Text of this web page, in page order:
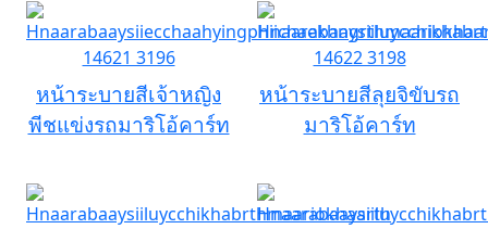
หน้าระบายสีเจ้าหญิง
พีชแข่งรถมาริโอ้คาร์ท
หน้าระบายสีลุยจิขับรถ
มาริโอ้คาร์ท